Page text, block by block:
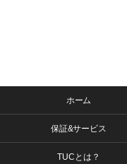
ホーム
保証&サービス
TUCとは？